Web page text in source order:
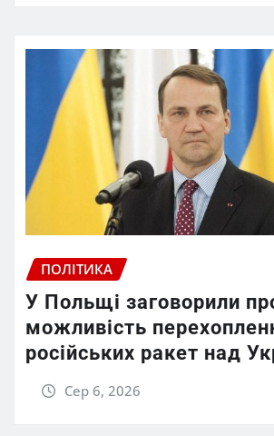
ПОЛІТИКА
У Польщі заговорили
можливість
російських ракет над
Сер 6, 2026